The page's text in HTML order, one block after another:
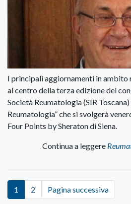
I principali aggiornamenti in ambito
al centro della terza edizione del
Società Reumatologia (SIR
Reumatologia” che si svolgerà
Four Points by Sheraton di Siena.
Continua a leggere
1 2 Pagina successiva